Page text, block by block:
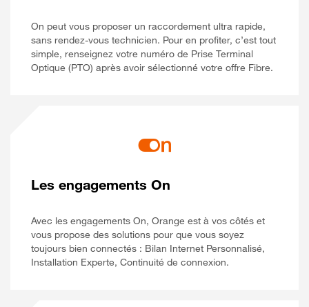
On peut vous proposer un raccordement ultra rapide,
sans rendez-vous technicien. Pour en profiter, c’est tout
simple, renseignez votre numéro de Prise Terminal
Optique (PTO) après avoir sélectionné votre offre Fibre.
Les engagements On
Avec les engagements On, Orange est à vos côtés et
vous propose des solutions pour que vous soyez
toujours bien connectés : Bilan Internet Personnalisé,
Installation Experte, Continuité de connexion.